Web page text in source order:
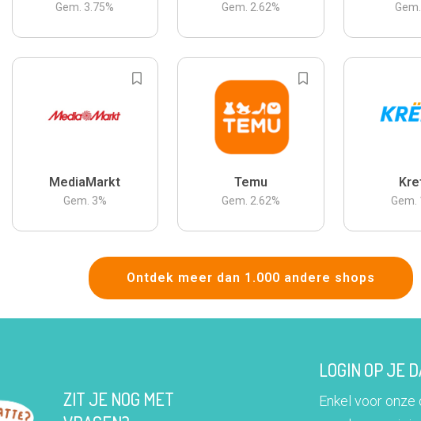
Gem. 3.75% Gem. 2.62% Gem.
MediaMarkt
Gem. 3%
Temu
Gem. 2.62% Gem.
Ontdek meer dan 1.000 andere shops
ZIT JE NOG MET
LOGIN OP JE
Enkel voor